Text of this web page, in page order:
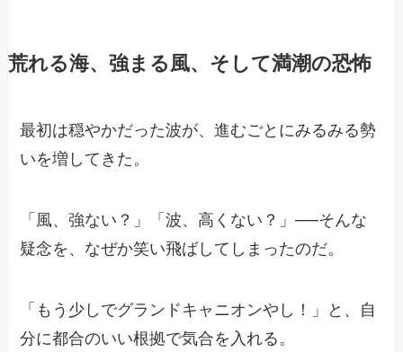
荒れる海、強まる風、そして満潮の恐怖
最初は穏やかだった波が、進むごとにみるみる勢
いを増してきた。
「風、強ない？」「波、高くない？」──そんな
疑念を、なぜか笑い飛ばしてしまったのだ。
「もう少しでグランドキャニオンやし！」と、自
分に都合のいい根拠で気合を入れる。